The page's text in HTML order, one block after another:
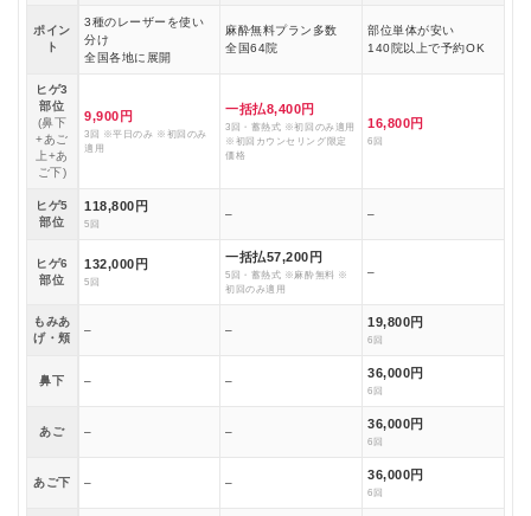
ポイン
ト
3種のレーザーを使い
分け
全国各地に展開
麻酔無料プラン多数
全国64院
部位単体が安い
140院以上で予約OK
ヒゲ3
部位
(鼻下
+あご
上+あ
ご下)
9,900円
3回 ※平日のみ ※初回のみ
適用
一括払8,400円
3回・蓄熱式 ※初回のみ適用
※初回カウンセリング限定
価格
16,800円
6回
ヒゲ5
部位
118,800円
5回
– –
ヒゲ6
部位
132,000円
5回
一括払57,200円
5回・蓄熱式 ※麻酔無料 ※
初回のみ適用
–
もみあ
げ・頬
– –
19,800円
6回
鼻下 – –
36,000円
6回
あご – –
36,000円
6回
あご下 – –
36,000円
6回